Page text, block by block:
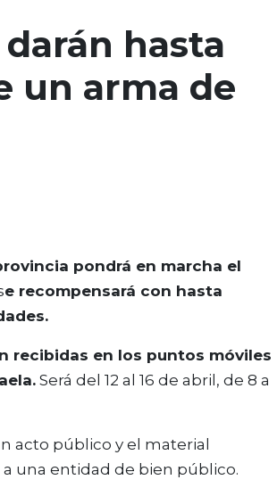
hasta
un arma de
pondrá en marcha el
e recompensará con hasta
recibidas en los puntos móviles
Será del 12 al 16 de abril, de 8 a